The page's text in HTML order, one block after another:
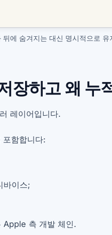
에 숨겨지는 대신 명시적으로 유
장하고 왜 누
레이어입니다.
함합니다:
바이스;
Apple 측 개발 체인.